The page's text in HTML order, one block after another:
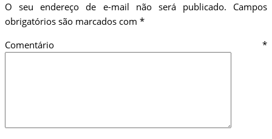
O seu endereço de e-mail não será publicado.
Campos
obrigatórios são marcados com *
Comentário *